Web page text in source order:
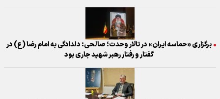
برگزاری «حماسه ایران» در تالار وحدت؛ صالحی: دلدادگی به امام رضا (ع) در
گفتار و رفتار رهبر شهید جاری بود